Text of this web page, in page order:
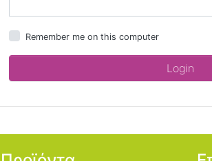
Remember me on this computer